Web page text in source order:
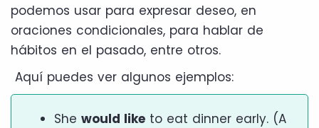
podemos usar para expresar deseo, en
oraciones condicionales, para hablar de
hábitos en el pasado, entre otros.
Aquí puedes ver algunos ejemplos:
She would like to eat dinner early. (A